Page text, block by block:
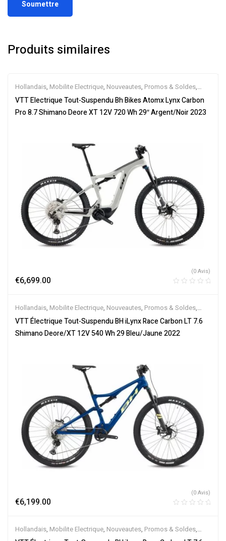
Produits similaires
Hollandais, Mobilite Electrique, Nouveautes, Promos & Soldes,
Tout-Suspendus,Vélo électrique ville,Velos Electriques,VTT
Électriques
VTT Electrique Tout-Suspendu Bh Bikes Atomx Lynx Carbon
Pro 8.7 Shimano Deore XT 12V 720 Wh 29″ Argent/Noir 2023
€6,699.00
(0 Avis)
Hollandais, Mobilite Electrique, Nouveautes, Promos & Soldes,
Tout-Suspendus,Vélo électrique ville,Velos Electriques,VTT
Électriques
VTT Électrique Tout-Suspendu BH iLynx Race Carbon LT 7.6
Shimano Deore/XT 12V 540 Wh 29 Bleu/Jaune 2022
€6,199.00
(0 Avis)
Hollandais, Mobilite Electrique, Nouveautes, Promos & Soldes,